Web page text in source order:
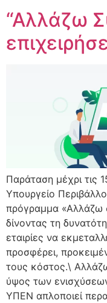
“Αλλάζω
Παράταση μέχρι τις
Υπουργείο
πρόγραμμα «Αλλάζω
δίνοντας τη
εταιρίες να
προσφέρει,
τους κόστος.\
ύψος των
ΥΠΕΝ απλοποιεί